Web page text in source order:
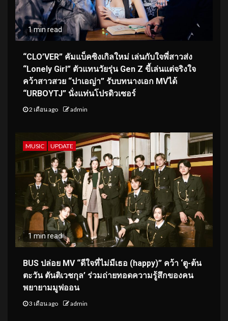
1 min read
“CLO’VER” คัมแบ็คซิงเกิลใหม่ เล่นกับใจพี่สาวส่ง
“Lonely Girl” ตัวแทนวัยรุ่น Gen Z ขี้เล่นแต่จริงใจ
คว้าสาวสวย “ปาเอญ่า” รับบทนางเอก MVได้
“URBOYTJ” นั่งแท่นโปรดิวเซอร์
2 เดือน ago admin
MUSIC UPDATE
1 min read
BUS ปล่อย MV “ดีใจที่ไม่มีเธอ (happy)” คว้า ‘ตู-ต้น
ตะวัน ตันติเวชกุล’ ร่วมถ่ายทอดความรู้สึกของคน
พยายามมูฟออน
3 เดือน ago admin